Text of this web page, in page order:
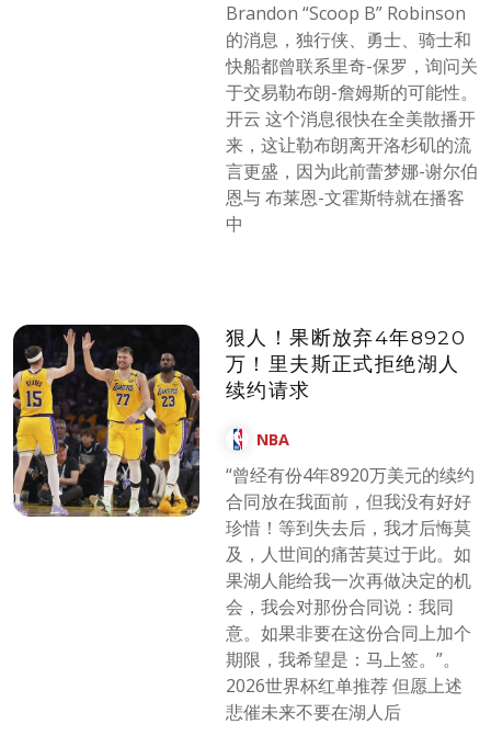
Brandon “Scoop B” Robinson
的消息，独行侠、勇士、骑士和
快船都曾联系里奇-保罗，询问关
于交易勒布朗-詹姆斯的可能性。
开云 这个消息很快在全美散播开
来，这让勒布朗离开洛杉矶的流
言更盛，因为此前蕾梦娜-谢尔伯
恩与 布莱恩-文霍斯特就在播客
中
狠人！果断放弃4年8920
万！里夫斯正式拒绝湖人
续约请求
NBA
“曾经有份4年8920万美元的续约
合同放在我面前，但我没有好好
珍惜！等到失去后，我才后悔莫
及，人世间的痛苦莫过于此。如
果湖人能给我一次再做决定的机
会，我会对那份合同说：我同
意。如果非要在这份合同上加个
期限，我希望是：马上签。”。
2026世界杯红单推荐 但愿上述
悲催未来不要在湖人后